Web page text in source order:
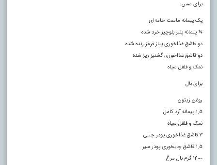
برای سس:
یک پیمانه ماست خامه‌ای
¼ پیمانه پنیر بلوچیز خرد شده
دو قاشق غذاخوری پیاز قرمز رنده شده
دو قاشق غذاخوری گشنیز ریز شده
نمک و فلفل سیاه
برای بال
روغن زیتون
۱.۵ پیمانه آرد کامل
نمک و فلفل سیاه
۳ قاشق غذاخوری پودر چیلی
۱.۵ قاشق چایخوری پودر سیر
۱۴۰۰ گرم بال مرغ